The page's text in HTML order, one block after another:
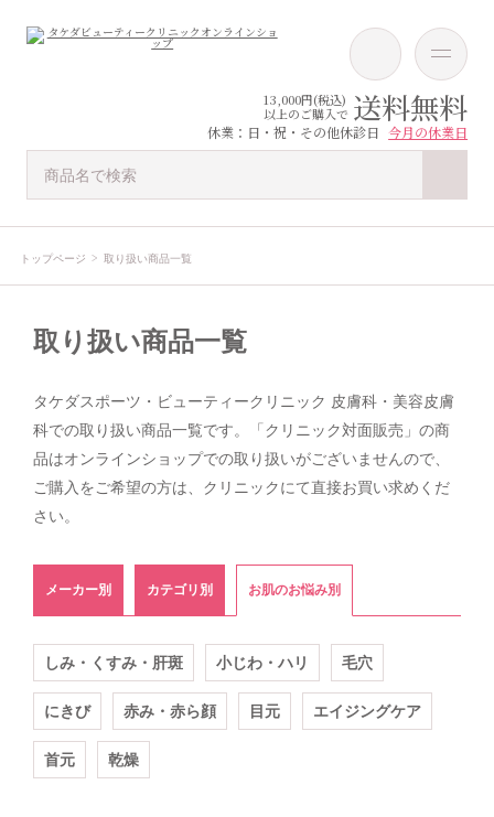
13,000円(税込)
以上のご購入で 送料無料
休業：日・祝・その他休診日 今月の休業日
トップページ 取り扱い商品一覧
取り扱い商品一覧
タケダスポーツ・ビューティークリニック 皮膚科・美容皮膚
科での取り扱い商品一覧です。「クリニック対面販売」の商
品はオンラインショップでの取り扱いがございませんので、
ご購入をご希望の方は、クリニックにて直接お買い求めくだ
さい。
メーカー別 カテゴリ別 お肌のお悩み別
しみ・くすみ・肝斑 小じわ・ハリ 毛穴
にきび 赤み・赤ら顔 目元 エイジングケア
首元 乾燥